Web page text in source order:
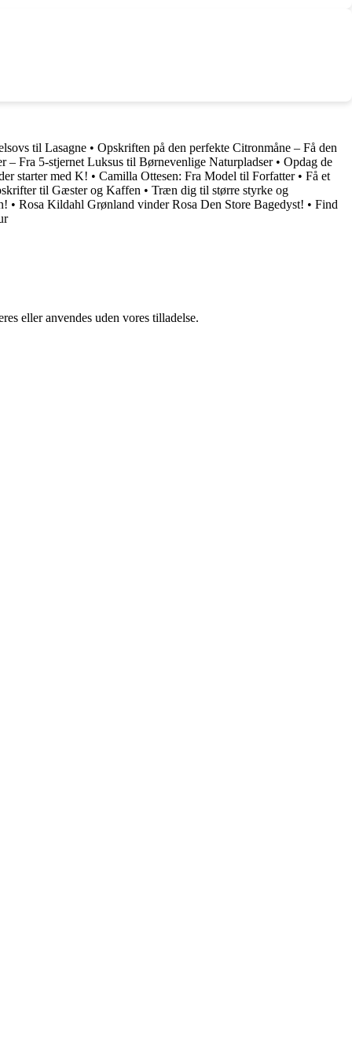
til Lasagne • Opskriften på den perfekte Citronmåne – Få den
– Fra 5-stjernet Luksus til Børnevenlige Naturpladser• Opdag de
starter med K! • Camilla Ottesen: Fra Model til Forfatter• Få et
til Gæster og Kaffen • Træn dig til større styrke og
• Rosa Kildahl Grønland vinder Rosa Den Store Bagedyst! • Find
eller anvendes uden vores tilladelse.